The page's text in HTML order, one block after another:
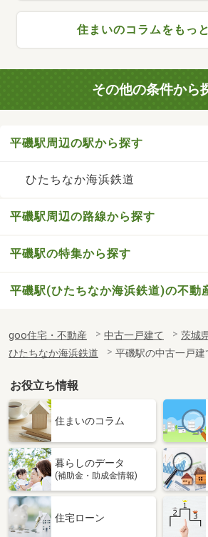
住まいのコラムをもっ
その他の条件から
平磯駅周辺の駅から探す
ひたちなか海浜鉄道
平磯駅周辺の路線から探す
平磯駅の特集から探す
平磯駅(ひたちなか海浜鉄道)の不動
goo住宅・不動産 中古一戸建て 茨城
ひたちなか海浜鉄道
平磯駅の中古一戸建
お役立ち情報
住まいのコラム
暮らしのデータ
(補助金・助成金情報)
住宅ローン